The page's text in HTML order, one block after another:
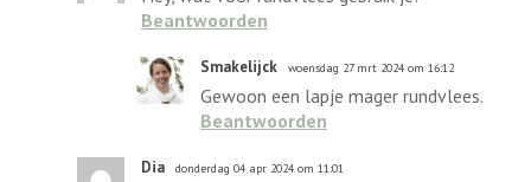
Beantwoorden
Smakelijck woensdag 27 mrt 2024 om 16:12
Gewoon een lapje mager rundvlees.
Beantwoorden
Dia donderdag 04 apr 2024 om 11:01